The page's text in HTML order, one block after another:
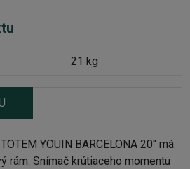
21 kg
YOUIN BARCELONA 20" má
rám. Snímač krútiaceho momentu